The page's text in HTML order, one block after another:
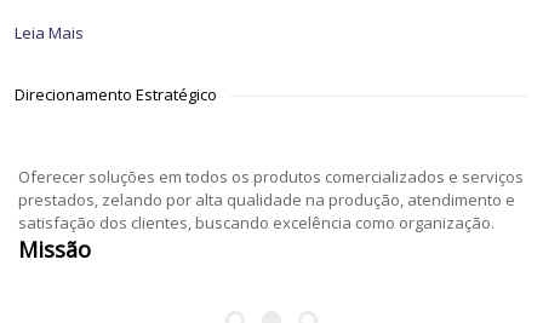
Leia Mais
Direcionamento Estratégico
Oferecer soluções em todos os produtos comercializados e serviços
prestados, zelando por alta qualidade na produção, atendimento e
satisfação dos clientes, buscando excelência como organização.
Missão